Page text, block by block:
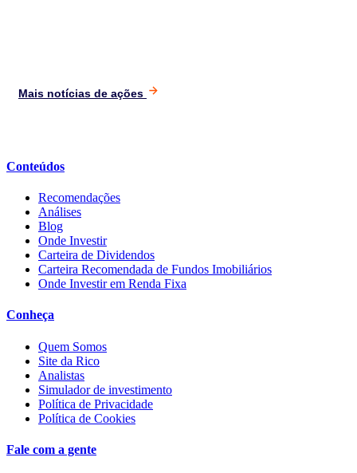
Mais notícias de ações
Conteúdos
Recomendações
Análises
Blog
Onde Investir
Carteira de Dividendos
Carteira Recomendada de Fundos Imobiliários
Onde Investir em Renda Fixa
Conheça
Quem Somos
Site da Rico
Analistas
Simulador de investimento
Política de Privacidade
Política de Cookies
Fale com a gente